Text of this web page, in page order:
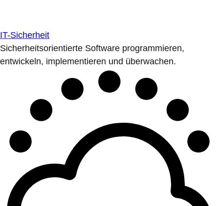
IT-Sicherheit
Sicherheitsorientierte Software programmieren,
entwickeln, implementieren und überwachen.